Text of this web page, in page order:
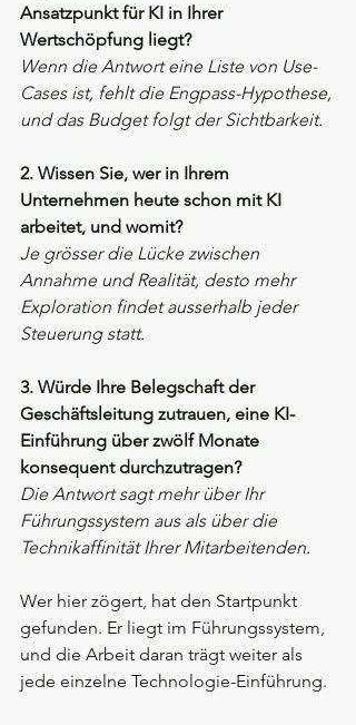
Ansatzpunkt für KI in Ihrer
Wertschöpfung liegt?
Wenn die Antwort eine Liste von Use-
Cases ist, fehlt die Engpass-Hypothese,
und das Budget folgt der Sichtbarkeit.
2. Wissen Sie, wer in Ihrem
Unternehmen heute schon mit KI
arbeitet, und womit?
Je grösser die Lücke zwischen
Annahme und Realität, desto mehr
Exploration findet ausserhalb jeder
Steuerung statt.
3. Würde Ihre Belegschaft der
Geschäftsleitung zutrauen, eine KI-
Einführung über zwölf Monate
konsequent durchzutragen?
Die Antwort sagt mehr über Ihr
Führungssystem aus als über die
Technikaffinität Ihrer Mitarbeitenden.
Wer hier zögert, hat den Startpunkt
gefunden. Er liegt im Führungssystem,
und die Arbeit daran trägt weiter als
jede einzelne Technologie-Einführung.